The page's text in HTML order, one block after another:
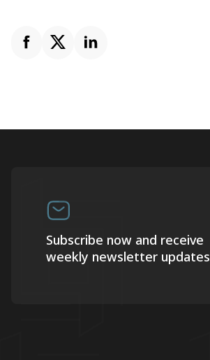
Subscribe now and receive
weekly newsletter updates